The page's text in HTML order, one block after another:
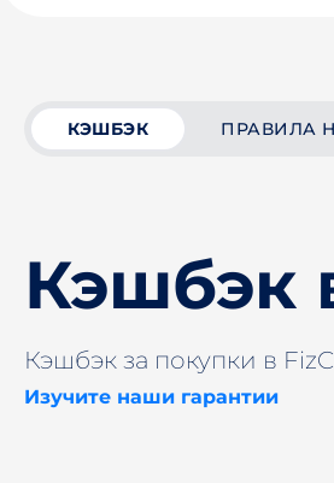
КЭШБЭК ПРАВИЛА
Кэшбэк
Кэшбэк за покупки в
Изучите наши гарантии